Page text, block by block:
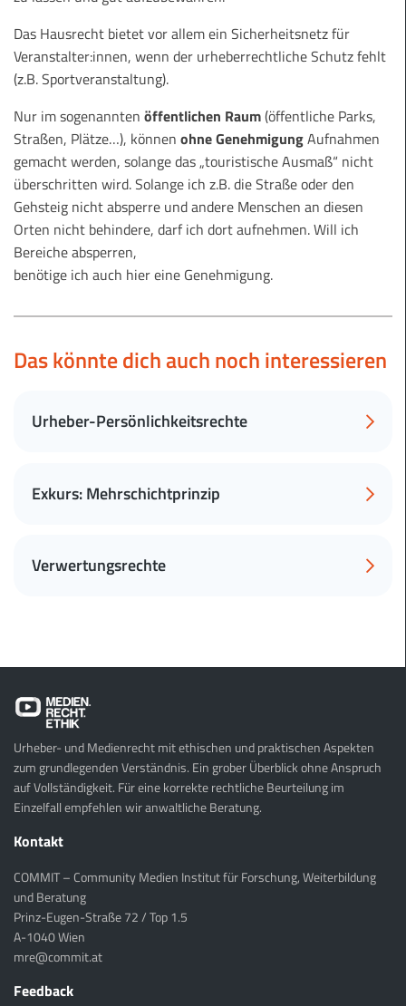
Das Hausrecht bietet vor allem ein Sicherheitsnetz für
Veranstalter:innen, wenn der urheberrechtliche Schutz fehlt
(z.B. Sportveranstaltung).
Nur im sogenannten öffentlichen Raum(öffentliche Parks,
Straßen, Plätze…), können ohne GenehmigungAufnahmen
gemacht werden, solange das „touristische Ausmaß“ nicht
überschritten wird. Solange ich z.B. die Straße oder den
Gehsteig nicht absperre und andere Menschen an diesen
Orten nicht behindere, darf ich dort aufnehmen. Will ich
Bereiche absperren,
benötige ich auch hier eine Genehmigung.
Das könnte dich auch noch interessieren
Urheber-Persönlichkeitsrechte
Exkurs: Mehrschichtprinzip
Verwertungsrechte
Urheber- und Medienrecht mit ethischen und praktischen Aspekten
zum grundlegenden Verständnis. Ein grober Überblick ohne Anspruch
auf Vollständigkeit. Für eine korrekte rechtliche Beurteilung im
Einzelfall empfehlen wir anwaltliche Beratung.
Kontakt
COMMIT – Community Medien Institut für Forschung, Weiterbildung
und Beratung
Prinz-Eugen-Straße 72 / Top 1.5
A-1040 Wien
mre@commit.at
Feedback